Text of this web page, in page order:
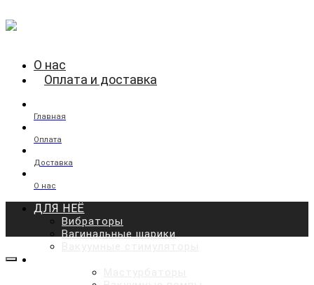
О нас
Оплата и доставка
Главная
Оплата
Доставка
О нас
ДЛЯ НЕЁ
Вибраторы
Вагинальные шарики